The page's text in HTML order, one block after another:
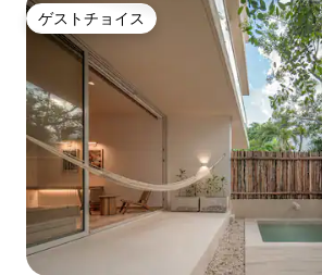
ゲストチョイス
ゲストチョイス